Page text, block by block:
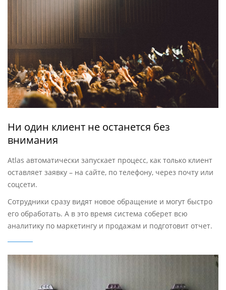
Ни один клиент не останется без
внимания
Atlas автоматически запускает процесс, как только клиент
оставляет заявку – на сайте, по телефону, через почту или
соцсети.
Сотрудники сразу видят новое обращение и могут быстро
его обработать. А в это время система соберет всю
аналитику по маркетингу и продажам и подготовит отчет.